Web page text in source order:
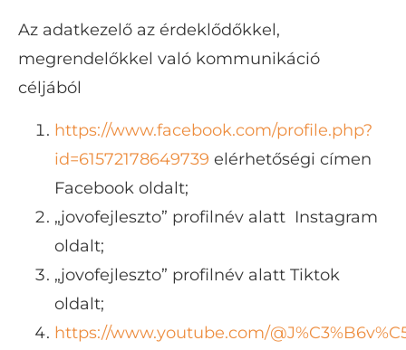
Az adatkezelő az érdeklődőkkel,
megrendelőkkel való kommunikáció
céljából
https://www.facebook.com/profile.php?
id=61572178649739 elérhetőségi címen
Facebook oldalt;
„jovofejleszto” profilnév alatt Instagram
oldalt;
„jovofejleszto” profilnév alatt Tiktok
oldalt;
https://www.youtube.com/